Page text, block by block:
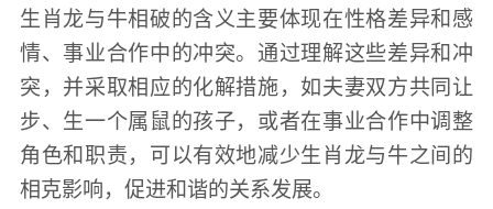
生肖龙与牛相破的含义主要体现在性格差异和感
情、事业合作中的冲突。通过理解这些差异和冲
突，并采取相应的化解措施，如夫妻双方共同让
步、生一个属鼠的孩子，或者在事业合作中调整
角色和职责，可以有效地减少生肖龙与牛之间的
相克影响，促进和谐的关系发展。